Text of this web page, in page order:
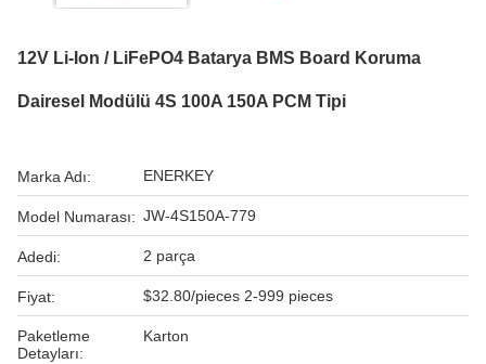
12V Li-Ion / LiFePO4 Batarya BMS Board Koruma
Dairesel Modülü 4S 100A 150A PCM Tipi
Marka Adı: ENERKEY
Model Numarası: JW-4S150A-779
Adedi: 2 parça
Fiyat: $32.80/pieces 2-999 pieces
Paketleme
Detayları:
Karton